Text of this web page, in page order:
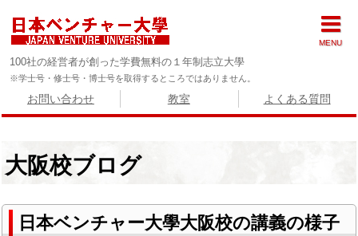
100社の経営者が創った学費無料の１年制志立大學
※学士号・修士号・博士号を取得するところではありません。
お問い合わせ 教室 よくある質問
大阪校ブログ
日本ベンチャー大學大阪校の講義の様子
MENU